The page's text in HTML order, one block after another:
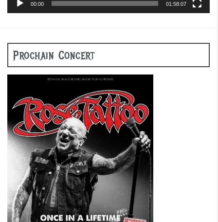
00:00 01:58:07
Prochain Concert